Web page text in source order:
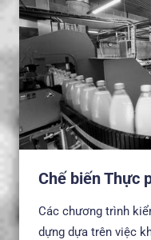
Chế biến Thực
Các chương trình
dựng dựa trên việc